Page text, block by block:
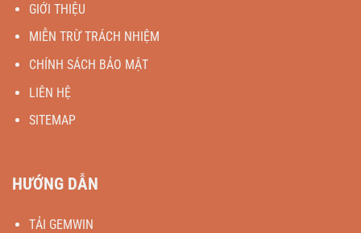
GIỚI THIỆU
MIỄN TRỪ TRÁCH NHIỆM
CHÍNH SÁCH BẢO MẬT
LIÊN HỆ
SITEMAP
HƯỚNG DẪN
TẢI GEMWIN